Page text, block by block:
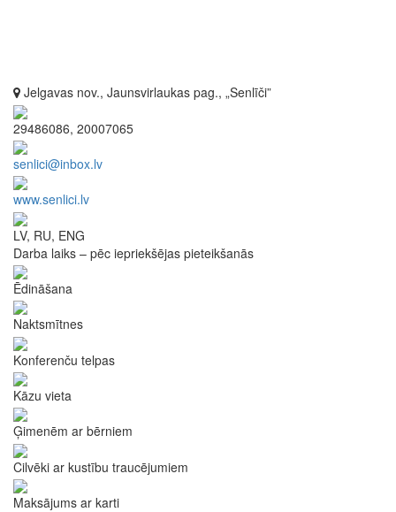
Jelgavas nov., Jaunsvirlaukas pag., „Senlīči”
29486086, 20007065
senlici@inbox.lv
www.senlici.lv
LV, RU, ENG
Darba laiks – pēc iepriekšējas pieteikšanās
Ēdināšana
Naktsmītnes
Konferenču telpas
Kāzu vieta
Ģimenēm ar bērniem
Cilvēki ar kustību traucējumiem
Maksājums ar karti